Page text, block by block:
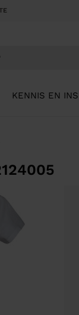
KENNIS EN